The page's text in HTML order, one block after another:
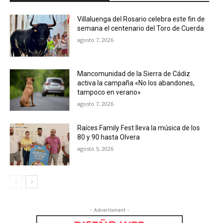
Villaluenga del Rosario celebra este fin de
semana el centenario del Toro de Cuerda
agosto 7, 2026
Mancomunidad de la Sierra de Cádiz
activa la campaña «No los abandones,
tampoco en verano»
agosto 7, 2026
Raíces Family Fest lleva la música de los
80 y 90 hasta Olvera
agosto 5, 2026
- Advertisment -